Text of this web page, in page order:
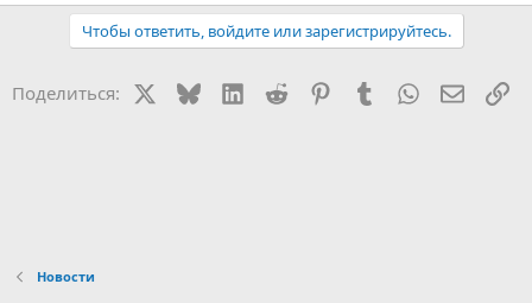
Чтобы ответить, войдите или зарегистрируйтесь.
Поделиться: BlueskyLinkedIn
Reddit PinterestTumblr WhatsApp
Новости